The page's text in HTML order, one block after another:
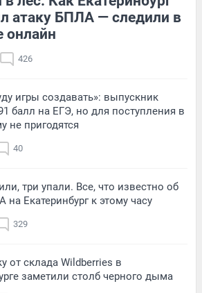
атаку БПЛА — следили в
онлайн
426
игры создавать»: выпускник
балл на ЕГЭ, но для поступления в
не пригодятся
40
три упали. Все, что известно об
на Екатеринбург к этому часу
329
от склада Wildberries в
заметили столб черного дыма